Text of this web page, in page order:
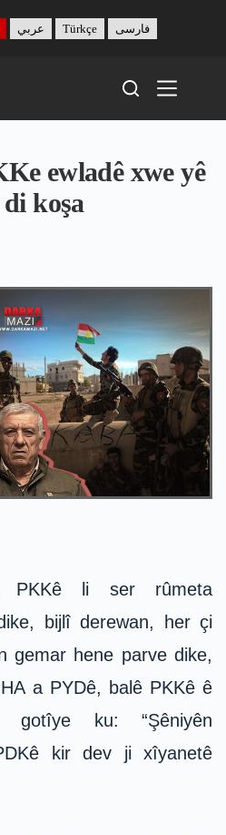
عربي Türkçe فارسی
ewladê xwe yê
koşa
PKKê li ser rûmeta
bijlî derewan, her çi
gemar hene parve dike,
a PYDê, balê PKKê ê
gotîye ku: “Şêniyên
kir dev ji xîyanetê